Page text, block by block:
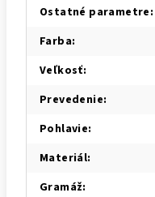
Ostatné parametre:
Farba:
Veľkosť:
Prevedenie:
Pohlavie:
Materiál:
Gramáž: